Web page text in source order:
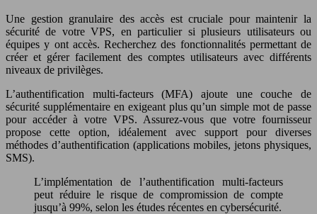
Une gestion granulaire des accès est cruciale pour maintenir la
sécurité de votre VPS, en particulier si plusieurs utilisateurs ou
équipes y ont accès. Recherchez des fonctionnalités permettant de
créer et gérer facilement des comptes utilisateurs avec différents
niveaux de privilèges.
L’authentification multi-facteurs (MFA) ajoute une couche de
sécurité supplémentaire en exigeant plus qu’un simple mot de passe
pour accéder à votre VPS. Assurez-vous que votre fournisseur
propose cette option, idéalement avec support pour diverses
méthodes d’authentification (applications mobiles, jetons physiques,
SMS).
L’implémentation de l’authentification multi-facteurs
peut réduire le risque de compromission de compte
jusqu’à 99%, selon les études récentes en cybersécurité.